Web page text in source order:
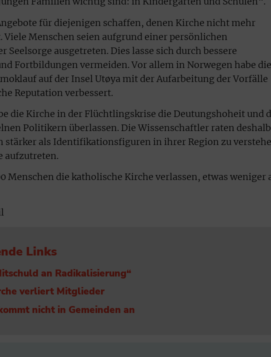
für diejenigen schaffen, denen Kirche nicht mehr
Menschen seien aufgrund einer persönlichen
Seelsorge ausgetreten. Dies lasse sich durch bessere
Fortbildungen vermeiden. Vor allem in Norwegen habe die
auf der Insel Utøya mit der Aufarbeitung der Vorfälle
Reputation verbessert.
die Kirche in der Flüchtlingskrise die Deutungshoheit und
Politikern überlassen. Die Wissenschaftler raten deshalb
stärker als Identifikationsfiguren in ihrer Region zu
aufzutreten.
Menschen die katholische Kirche verlassen, etwas weniger
Links
an Radikalisierung“
verliert Mitglieder
nicht in Gemeinden an